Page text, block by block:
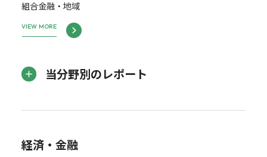
組合金融・地域
VIEW MORE
当分野別のレポート
経済・金融